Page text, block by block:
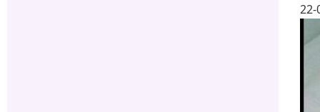
22-